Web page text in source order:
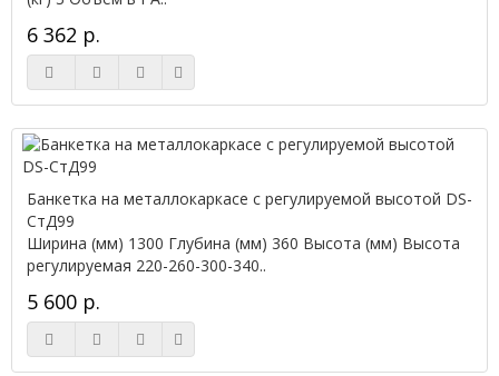
6 362 р.
Банкетка на металлокаркасе с регулируемой высотой DS-
СтД99
Ширина (мм) 1300 Глубина (мм) 360 Высота (мм) Высота
регулируемая 220-260-300-340..
5 600 р.